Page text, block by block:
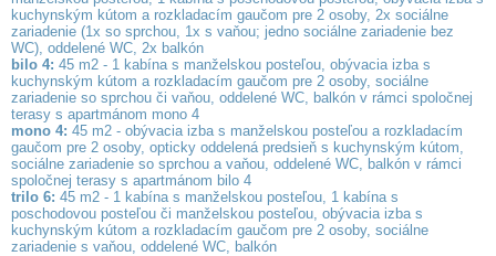
kuchynským kútom a rozkladacím gaučom pre 2 osoby, 2x sociálne
zariadenie (1x so sprchou, 1x s vaňou; jedno sociálne zariadenie bez
WC), oddelené WC, 2x balkón
bilo 4: 45 m2 - 1 kabína s manželskou posteľou, obývacia izba s
kuchynským kútom a rozkladacím gaučom pre 2 osoby, sociálne
zariadenie so sprchou či vaňou, oddelené WC, balkón v rámci spoločnej
terasy s apartmánom mono 4
mono 4: 45 m2 - obývacia izba s manželskou posteľou a rozkladacím
gaučom pre 2 osoby, opticky oddelená predsieň s kuchynským kútom,
sociálne zariadenie so sprchou a vaňou, oddelené WC, balkón v rámci
spoločnej terasy s apartmánom bilo 4
trilo 6: 45 m2 - 1 kabína s manželskou posteľou, 1 kabína s
poschodovou posteľou či manželskou posteľou, obývacia izba s
kuchynským kútom a rozkladacím gaučom pre 2 osoby, sociálne
zariadenie s vaňou, oddelené WC, balkón